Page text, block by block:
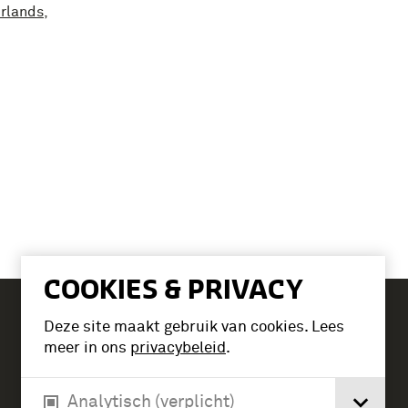
COOKIES & PRIVACY
Deze site maakt gebruik van cookies. Lees
meer in ons privacybeleid.
Analytisch (verplicht)
Tickets
Verlengde Paltzerweg 1